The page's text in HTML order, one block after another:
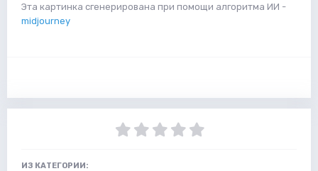
Эта картинка сгенерирована при помощи алгоритма ИИ -
midjourney
ИЗ КАТЕГОРИИ: